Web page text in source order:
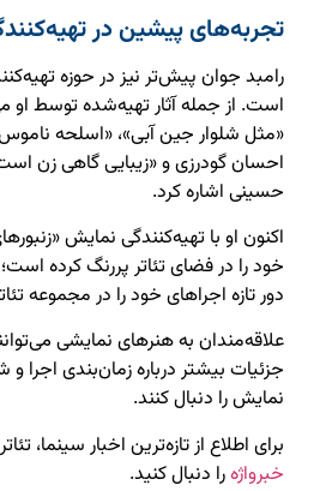
تجربه‌های پیشین در
رامبد جوان پیش‌تر نیز در حوزه
است. از جمله آثار تهیه‌شده توسط او
«مثل شلوار جین آبی»، «اسلحه ناموس
احسان گودرزی و «زیبایی گاهی زن
حسینی اشاره کرد.
اکنون او با تهیه‌کنندگی نمایش
خود را در فضای تئاتر پررنگ کرده
دور تازه اجراهای خود را در مجموعه
علاقه‌مندان به هنرهای نمایشی
جزئیات بیشتر درباره زمان‌بندی اجرا
نمایش را دنبال کنند.
برای اطلاع از تازه‌ترین اخبار سینما،
خبرواژهرا دنبال کنید.